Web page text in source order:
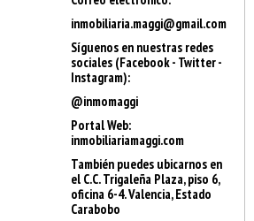
inmobiliaria.maggi@gmail.com
Síguenos en nuestras redes
sociales (Facebook - Twitter -
Instagram):
@inmomaggi
Portal Web:
inmobiliariamaggi.com
También puedes ubicarnos en
el C.C. Trigaleña Plaza, piso 6,
oficina 6-4. Valencia, Estado
Carabobo